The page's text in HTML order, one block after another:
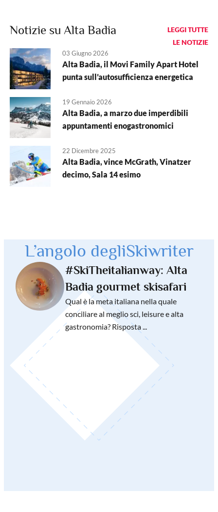
Notizie su Alta Badia
LEGGI TUTTE
LE NOTIZIE
03 Giugno 2026
Alta Badia, il Movi Family Apart Hotel
punta sull’autosufficienza energetica
19 Gennaio 2026
Alta Badia, a marzo due imperdibili
appuntamenti enogastronomici
22 Dicembre 2025
Alta Badia, vince McGrath, Vinatzer
decimo, Sala 14 esimo
L’angolo degliSkiwriter
#SkiTheitalianway: Alta
Badia gourmet skisafari
Qual è la meta italiana nella quale
conciliare al meglio sci, leisure e alta
gastronomia? Risposta ...